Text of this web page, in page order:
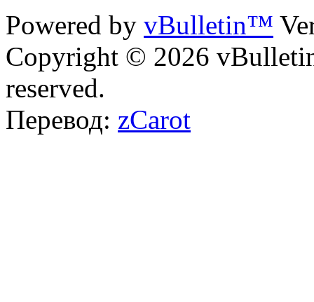
Powered by vBulletin™
Copyright © 2026
reserved.
Перевод: zCarot